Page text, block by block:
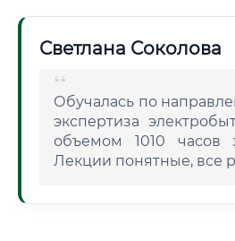
Светлана Соколова
Обучалась по
экспертиза
объемом 1010 часов
Лекции понятные, все